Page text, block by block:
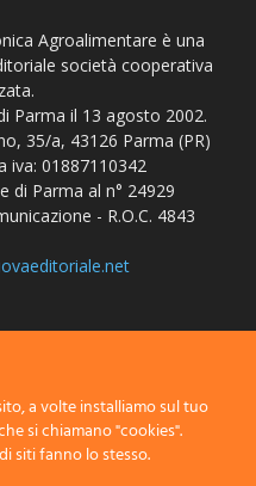
Agroalimentare è una
società cooperativa
Parma il 13 agosto 2002.
35/a, 43126 Parma (PR)
iva: 01887110342
di Parma al n° 24929
- R.O.C. 4843
a volte installiamo sul tuo
si chiamano "cookies".
siti fanno lo stesso.